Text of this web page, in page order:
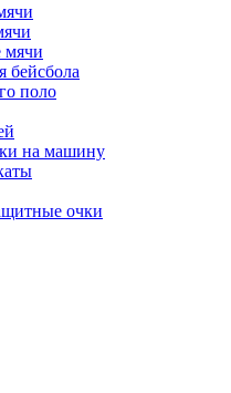
мячи
бейсбола
поло
на машину
очки